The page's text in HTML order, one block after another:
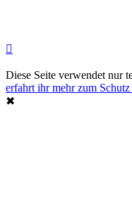
Diese Seite verwendet nur
erfahrt ihr mehr zum Schutz
✖